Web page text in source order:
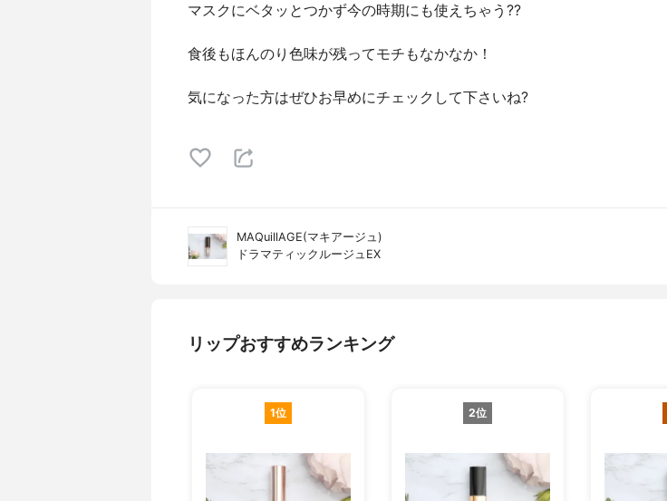
マスクにベタッとつかず今の時期にも使えちゃう??
食後もほんのり色味が残ってモチもなかなか！
気になった方はぜひお早めにチェックして下さいね?
MAQuillAGE(マキアージュ)
ドラマティックルージュEX
リップおすすめランキング
1位 2位